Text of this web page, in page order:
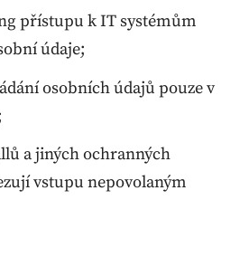
přístupu k IT systémům
údaje;
osobních údajů pouze v
a jiných ochranných
vstupu nepovolaným